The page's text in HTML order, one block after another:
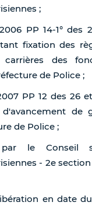
;
PP 14-1° des
fixation des
carrières des
de Police ;
PP 12 des 26
de
de Police ;
le Conseil
- 2e section
en date